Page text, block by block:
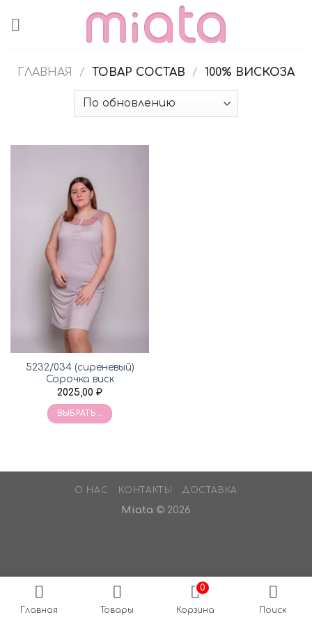
ГЛАВНАЯ / ТОВАР СОСТАВ / 100% ВИСКОЗА
5232/034 (сиреневый)
Сорочка виск
2025,00 ₽
ВЫБРАТЬ ...
О НАС КОНТАКТЫ ДОСТАВКА
Miata © 2026
Главная Товары
0
Корзина Поиск